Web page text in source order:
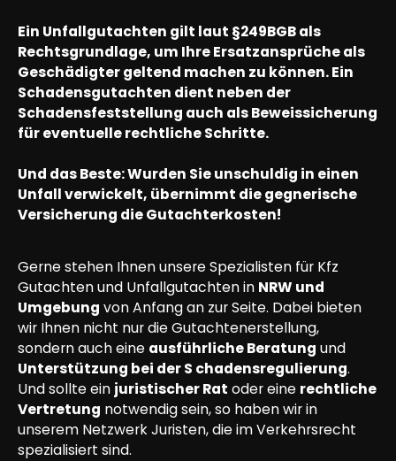
Ein Unfallgutachten gilt laut §249BGB als
Rechtsgrundlage, um Ihre Ersatzansprüche als
Geschädigter geltend machen zu können. Ein
Schadensgutachten dient neben der
Schadensfeststellung auch als Beweissicherung
für eventuelle rechtliche Schritte.
Und das Beste: Wurden Sie unschuldig in einen
Unfall verwickelt, übernimmt die gegnerische
Versicherung die Gutachterkosten!
Gerne stehen Ihnen unsere Spezialisten für Kfz
Gutachten und Unfallgutachten in NRW und
Umgebung von Anfang an zur Seite. Dabei bieten
wir Ihnen nicht nur die Gutachtenerstellung,
sondern auch eine ausführliche Beratung und
Unterstützung bei der S chadensregulierung.
Und sollte ein juristischer Rat oder eine rechtliche
Vertretung notwendig sein, so haben wir in
unserem Netzwerk Juristen, die im Verkehrsrecht
spezialisiert sind.